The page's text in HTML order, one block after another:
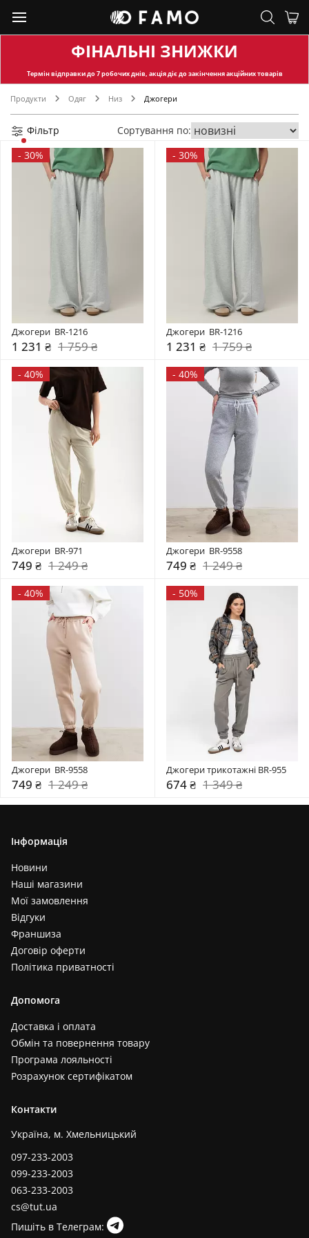
ФІНАЛЬНІ ЗНИЖКИ
Термін відправкидо 7 робочих днів, акція діє до закінчення акційних товарів
Продукти Одяг Низ Джогери
Фільтр
Сортування по:
- 30%
Джогери  BR-1216
1 231 ₴ 1 759 ₴
- 30%
Джогери  BR-1216
1 231 ₴ 1 759 ₴
- 40%
Джогери  BR-971
749 ₴ 1 249 ₴
- 40%
Джогери  BR-9558
749 ₴ 1 249 ₴
- 40%
Джогери  BR-9558
749 ₴ 1 249 ₴
- 50%
Джогери трикотажні BR-955
674 ₴ 1 349 ₴
Інформація
Новини
Наші магазини
Мої замовлення
Відгуки
Франшиза
Договір оферти
Політика приватності
Допомога
Доставка і оплата
Обмін та повернення товару
Програма лояльності
Розрахунок сертифікатом
Контакти
Україна, м. Хмельницький
097-233-2003
099-233-2003
063-233-2003
cs@tut.ua
Пишіть в Телеграм: